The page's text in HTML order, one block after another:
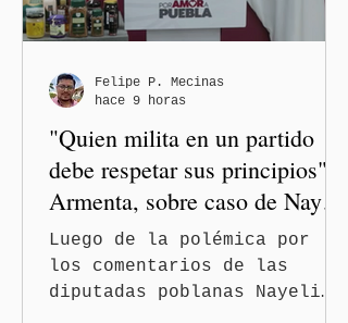
"Quien milita en un partido
debe respetar sus principios":
Armenta, sobre caso de Nayeli
Salvatori y Graciela Palomares
Luego de la polémica por
los comentarios de las
diputadas poblanas Nayeli
Felipe P. Mecinas
hace 9 horas